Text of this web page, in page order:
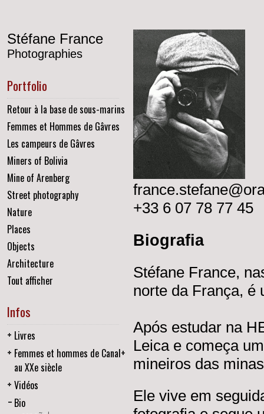
Stéfane France
Photographies
Portfolio
Retour à la base de sous-marins
Femmes et Hommes de Gâvres
Les campeurs de Gâvres
Miners of Bolivia
Mine of Arenberg
Street photography
Nature
Places
Objects
Architecture
Tout afficher
Infos
Livres
Femmes et hommes de Canal+
au XXe siècle
Vidéos
Bio
+33 6 07 78 77 45
Biografia
Stéfane France,
norte da França, é
Após estudar na
Leica e começa
mineiros das
Ele vive em